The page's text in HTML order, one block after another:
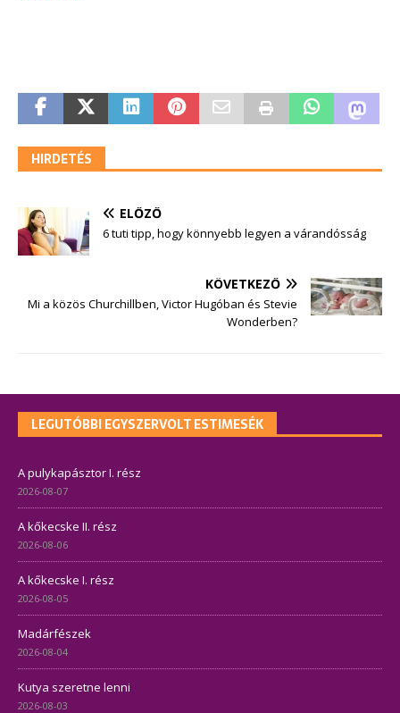
HIRDETÉS
ELŐZŐ
6 tuti tipp, hogy könnyebb legyen a várandósság
KÖVETKEZŐ
Mi a közös Churchillben, Victor Hugóban és Stevie
Wonderben?
LEGUTÓBBI EGYSZERVOLT ESTIMESÉK
A pulykapásztor I. rész
2026-08-07
A kőkecske II. rész
2026-08-06
A kőkecske I. rész
2026-08-05
Madárfészek
2026-08-04
Kutya szeretne lenni
2026-08-03